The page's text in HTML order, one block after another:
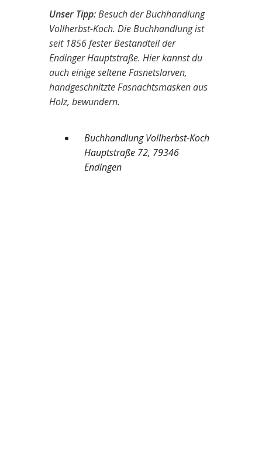
Unser Tipp:Besuch der Buchhandlung
Vollherbst-Koch. Die Buchhandlung ist
seit 1856 fester Bestandteil der
Endinger Hauptstraße. Hier kannst du
auch einige seltene Fasnetslarven,
handgeschnitzte Fasnachtsmasken aus
Holz, bewundern.
Buchhandlung Vollherbst-Koch
Hauptstraße 72, 79346
Endingen